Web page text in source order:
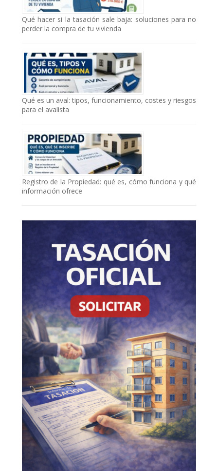
Qué hacer si la tasación sale baja: soluciones para no
perder la compra de tu vivienda
Qué es un aval: tipos, funcionamiento, costes y riesgos
para el avalista
Registro de la Propiedad: qué es, cómo funciona y qué
información ofrece